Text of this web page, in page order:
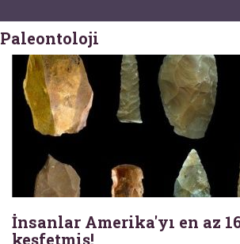
Paleontoloji
İnsanlar Amerika'yı en az
keşfetmiş!